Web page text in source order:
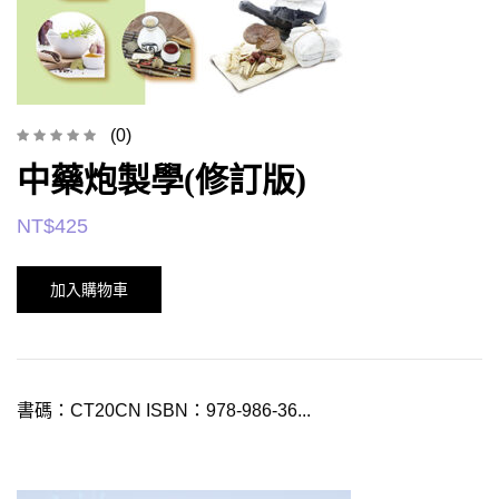
(0)
中藥炮製學(修訂版)
NT$425
加入購物車
書碼：CT20CN ISBN：978-986-36...